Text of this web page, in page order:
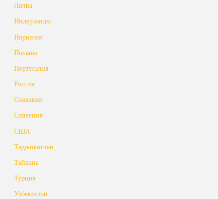
Литва
Нидерланды
Норвегия
Польша
Португалия
Россия
Словакия
Словения
США
Таджикистан
Тайвань
Турция
Узбекистан